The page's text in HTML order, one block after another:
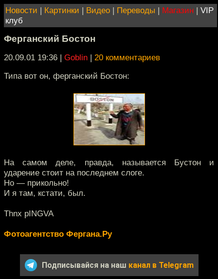
Новости | Картинки | Видео | Переводы | Магазин | VIP
клуб
Ферганский Бостон
20.09.01 19:36 | Goblin | 20 комментариев
Типа вот он, ферганский Бостон:
На самом деле, правда, называется Бустон и
ударение стоит на последнем слоге.
Но — прикольно!
И я там, кстати, был.
Thnx pINGVA
Фотоагентство Фергана.Ру
Подписывайся на наш канал в Telegram